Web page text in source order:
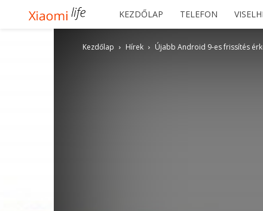
Xiaomilife
KEZDŐLAP TELEFON
Kezdőlap Hírek Újabb Android 9-es frissítés